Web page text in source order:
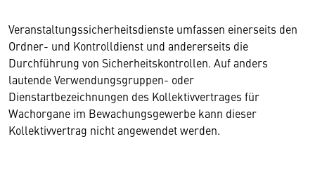
Veranstaltungssicherheitsdienste umfassen einerseits den
Ordner- und Kontrolldienst und andererseits die
Durchführung von Sicherheitskontrollen. Auf anders
lautende Verwendungsgruppen- oder
Dienstartbezeichnungen des Kollektivvertrages für
Wachorgane im Bewachungsgewerbe kann dieser
Kollektivvertrag nicht angewendet werden.